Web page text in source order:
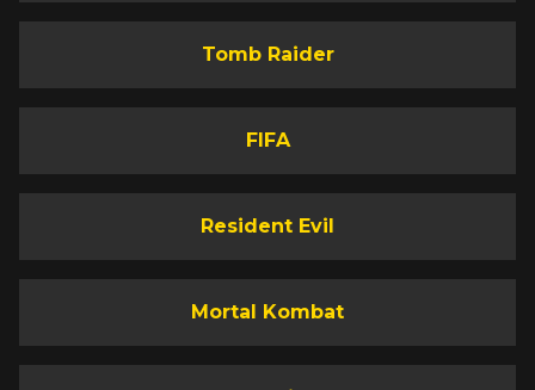
Tomb Raider
FIFA
Resident Evil
Mortal Kombat